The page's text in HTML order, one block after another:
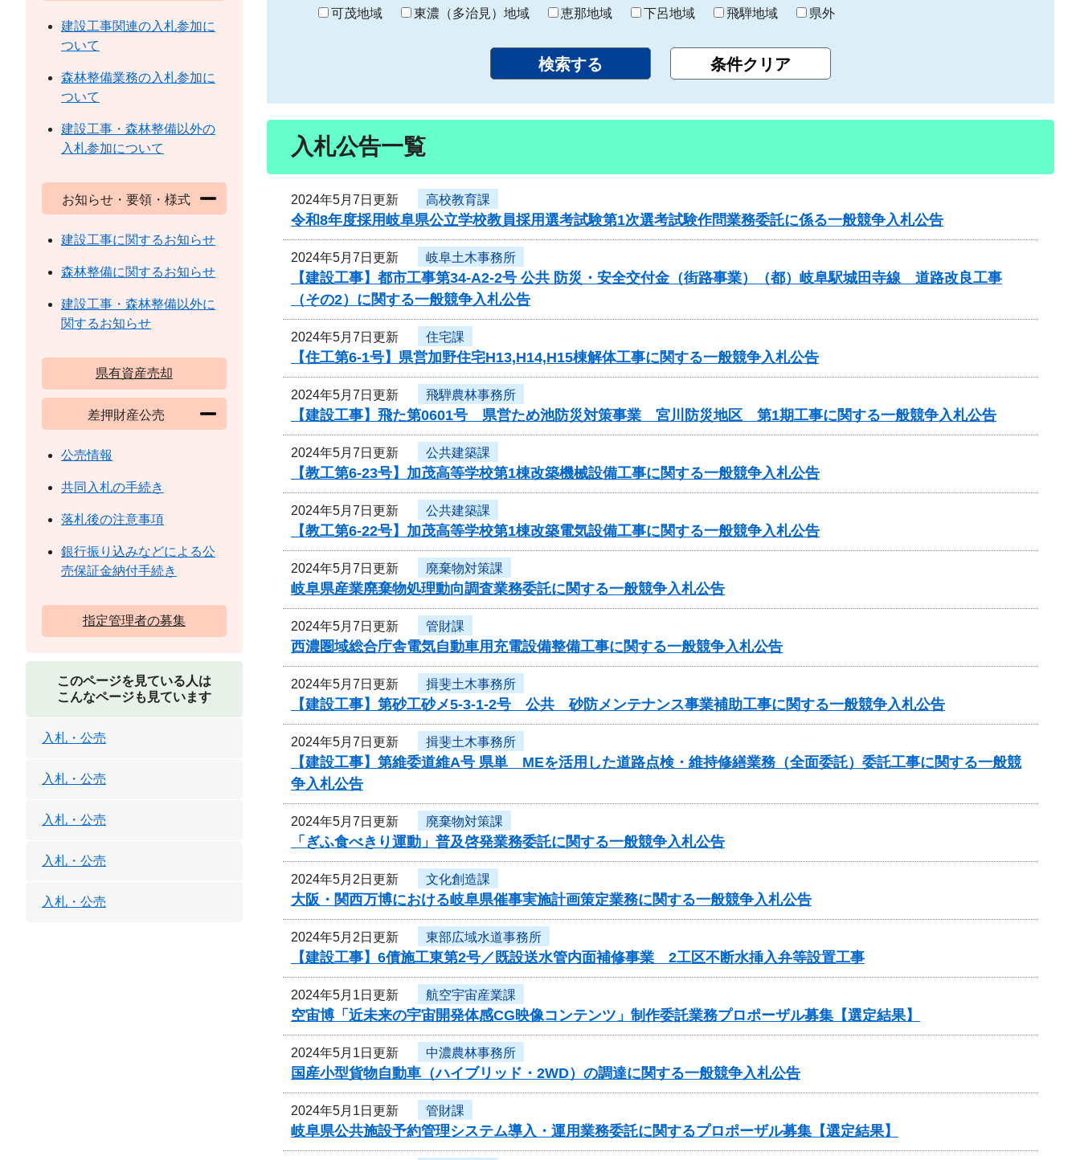
り
り
可茂地域
東濃（多治見）地域 恵那地域 下呂地域 飛騨地域 県外
入札公告一覧
2024年5月7日更新 高校教育課
令和8年度採用岐阜県公立学校教員採用選考試験第1次選考試験作問業務委託に係る一般競争入札公告
2024年5月7日更新 岐阜土木事務所
【建設工事】都市工事第34-A2-2号 公共 防災・安全交付金（街路事業）（都）岐阜駅城田寺線 道路改良工事
（その2）に関する一般競争入札公告
2024年5月7日更新 住宅課
【住工第6-1号】県営加野住宅H13,H14,H15棟解体工事に関する一般競争入札公告
2024年5月7日更新 飛騨農林事務所
【建設工事】飛た第0601号 県営ため池防災対策事業 宮川防災地区 第1期工事に関する一般競争入札公告
2024年5月7日更新 公共建築課
【教工第6-23号】加茂高等学校第1棟改築機械設備工事に関する一般競争入札公告
2024年5月7日更新 公共建築課
【教工第6-22号】加茂高等学校第1棟改築電気設備工事に関する一般競争入札公告
2024年5月7日更新 廃棄物対策課
岐阜県産業廃棄物処理動向調査業務委託に関する一般競争入札公告
2024年5月7日更新 管財課
西濃圏域総合庁舎電気自動車用充電設備整備工事に関する一般競争入札公告
2024年5月7日更新 揖斐土木事務所
【建設工事】第砂工砂メ5-3-1-2号 公共 砂防メンテナンス事業補助工事に関する一般競争入札公告
2024年5月7日更新 揖斐土木事務所
【建設工事】第維委道維A号 県単 MEを活用した道路点検・維持修繕業務（全面委託）委託工事に関する一般競
争入札公告
2024年5月7日更新 廃棄物対策課
「ぎふ食べきり運動」普及啓発業務委託に関する一般競争入札公告
2024年5月2日更新 文化創造課
大阪・関西万博における岐阜県催事実施計画策定業務に関する一般競争入札公告
2024年5月2日更新 東部広域水道事務所
【建設工事】6債施工東第2号／既設送水管内面補修事業 2工区不断水挿入弁等設置工事
2024年5月1日更新 航空宇宙産業課
空宙博「近未来の宇宙開発体感CG映像コンテンツ」制作委託業務プロポーザル募集【選定結果】
2024年5月1日更新 中濃農林事務所
国産小型貨物自動車（ハイブリッド・2WD）の調達に関する一般競争入札公告
2024年5月1日更新 管財課
岐阜県公共施設予約管理システム導入・運用業務委託に関するプロポーザル募集【選定結果】
建設工事関連の入札参加に
ついて
森林整備業務の入札参加に
ついて
建設工事・森林整備以外の
入札参加について
お知らせ・要領・様式
建設工事に関するお知らせ
森林整備に関するお知らせ
建設工事・森林整備以外に
関するお知らせ
県有資産売却
差押財産公売
公売情報
共同入札の手続き
落札後の注意事項
銀行振り込みなどによる公
売保証金納付手続き
指定管理者の募集
このページを見ている人は
こんなページも見ています
入札・公売
入札・公売
入札・公売
入札・公売
入札・公売